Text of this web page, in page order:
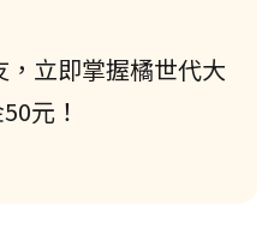
立即掌握橘世代大
元！